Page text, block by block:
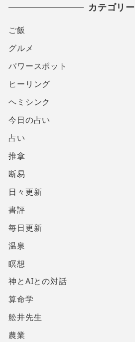
カテゴリー
ご飯
グルメ
パワースポット
ヒーリング
ヘミシンク
今日の占い
占い
推拿
断易
日々更新
書評
毎日更新
温泉
瞑想
神とAIとの対話
算命学
舩井先生
農業